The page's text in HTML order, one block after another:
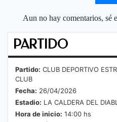
Aun no hay comentarios, sé
PARTIDO
Partido: CLUB DEPORTIVO
CLUB
Fecha: 26/04/2026
Estadio: LA CALDERA DEL
Hora de inicio: 14:00 hs